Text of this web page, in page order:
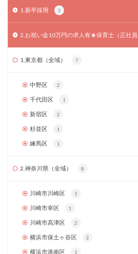
1.新卒採用 3
2.お祝い金10万円の求人有★保育士（正社
1.東京都（全域） 7
中野区 2
千代田区 1
新宿区 2
杉並区 1
練馬区 1
2.神奈川県（全域） 8
川崎市川崎区 1
川崎市幸区 1
川崎市高津区 2
横浜市保土ヶ谷区 2
横浜市港南区 1